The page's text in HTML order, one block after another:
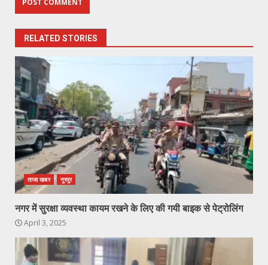
RELATED STORIES
ताजा खबर नूरपुर
नगर में सुरक्षा व्यवस्था कायम रखने के लिए की गयी बाइक से पेट्रोलिंग
April 3, 2025